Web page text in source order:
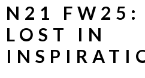
N21 FW25:
LOST IN